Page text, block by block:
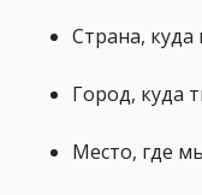
Страна,
Город, куда
Место, где